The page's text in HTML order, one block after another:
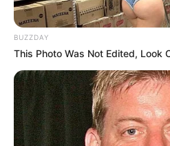
Serem! 9 Chat Ojek
Pelanggan Ini Bikin Auto
Merinding
BUZZDAY
This Photo Was Not Edited, Look